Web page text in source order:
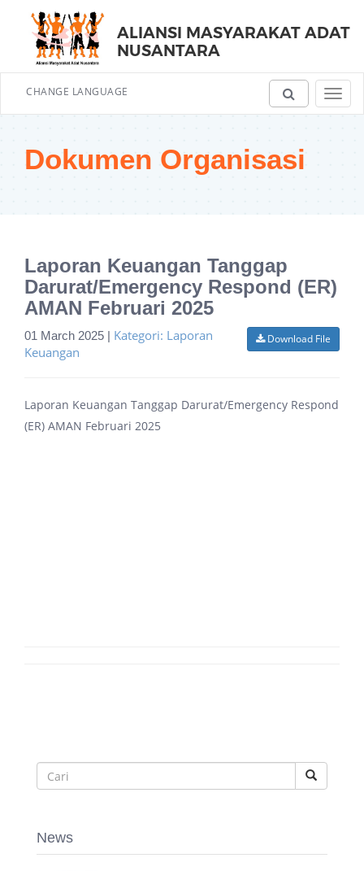
ALIANSI MASYARAKAT ADAT
NUSANTARA
CHANGE LANGUAGE
Dokumen Organisasi
Laporan Keuangan Tanggap
Darurat/Emergency Respond (ER)
AMAN Februari 2025
Download File
01 March 2025 | Kategori: Laporan
Keuangan
Laporan Keuangan Tanggap Darurat/Emergency Respond
(ER) AMAN Februari 2025
News